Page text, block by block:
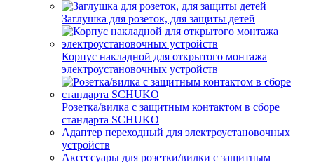
Заглушка для розеток, для защиты детей
Корпус накладной для открытого монтажа
электроустановочных устройств
Розетка/вилка с защитным контактом в сборе
стандарта SCHUKO
Адаптер переходный для электроустановочных
устройств
Аксессуары для розетки/вилки с защитным